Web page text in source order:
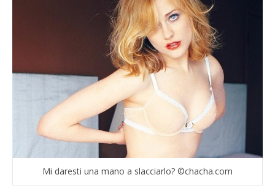
Mi daresti una mano a slacciarlo? ©chacha.com